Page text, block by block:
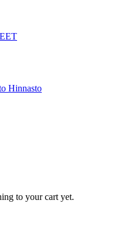
Hinnasto
to your cart yet.